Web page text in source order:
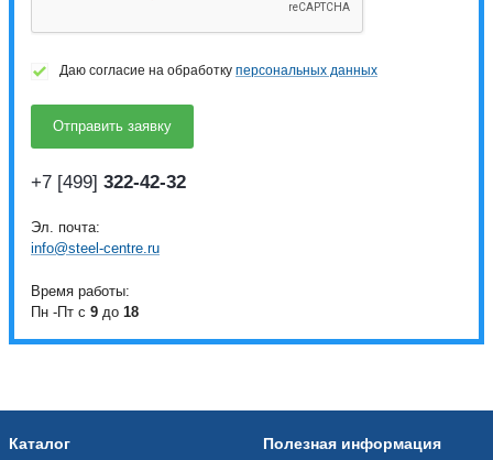
Даю согласие на обработку персональных данных
+7 [499] 322-42-32
Эл. почта:
info@steel-centre.ru
Время работы:
Пн -Пт с 9 до 18
Каталог Полезная информация